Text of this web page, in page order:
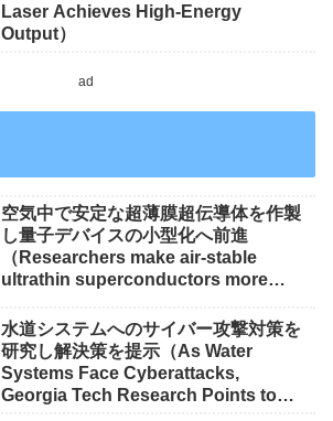
Laser Achieves High-Energy
Output）
ad
空気中で安定な超薄膜超伝導体を作製
し量子デバイスの小型化へ前進
（Researchers make air-stable
ultrathin superconductors more
水道システムへのサイバー攻撃対策を
研究し解決策を提示（As Water
Systems Face Cyberattacks,
Georgia Tech Research Points to